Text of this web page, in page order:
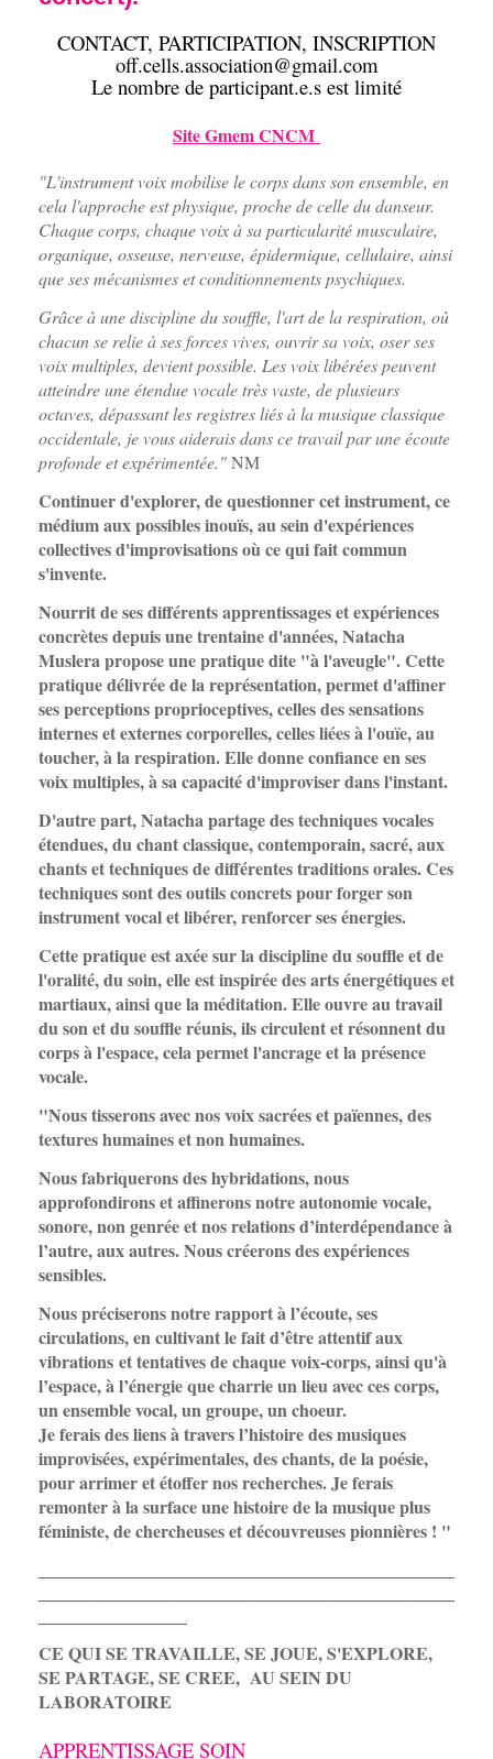
CONTACT, PARTICIPATION, INSCRIPTION
off.cells.association@gmail.com
Le nombre de participant.e.s est limité
Site Gmem CNCM
"L'instrument voix mobilise le corps dans son ensemble, en
cela l'approche est physique, proche de celle du danseur.
Chaque corps, chaque voix à sa particularité musculaire,
organique, osseuse, nerveuse, épidermique, cellulaire, ainsi
que ses mécanismes et conditionnements psychiques.
Grâce à une discipline du souffle, l'art de la respiration, où
chacun se relie à ses forces vives, ouvrir sa voix, oser ses
voix multiples, devient possible. Les voix libérées peuvent
atteindre une étendue vocale très vaste, de plusieurs
octaves, dépassant les registres liés à la musique classique
occidentale, je vous aiderais dans ce travail par une écoute
profonde et expérimentée."NM
Continuer d'explorer, de questionner cet instrument, ce
médium aux possibles inouïs, au sein d'expériences
collectives d'improvisations où ce qui fait commun
s'invente.
Nourrit de ses différents apprentissages et expériences
concrètes depuis une trentaine d'années, Natacha
Muslera propose une pratique dite "à l'aveugle". Cette
pratique délivrée de la représentation, permet d'affiner
ses perceptions proprioceptives, celles des sensations
internes et externes corporelles, celles liées à l'ouïe, au
toucher, à la respiration. Elle donne confiance en ses
voix multiples, à sa capacité d'improviser dans l'instant.
D'autre part, Natacha partage des techniques vocales
étendues, du chant classique, contemporain, sacré, aux
chants et techniques de différentes traditions orales. Ces
techniques sont des outils concrets pour forger son
instrument vocal et libérer, renforcer ses énergies.
Cette pratique est axée sur la discipline du souffle et de
l'oralité, du soin, elle est inspirée des arts énergétiques et
martiaux, ainsi que la méditation. Elle ouvre au travail
du son et du souffle réunis, ils circulent et résonnent du
corps à l'espace, cela permet l'ancrage et la présence
vocale.
"Nous tisserons avec nos voix sacrées et païennes, des
textures humaines et non humaines.
Nous fabriquerons des hybridations, nous
approfondirons et affinerons notre autonomie vocale,
sonore, non genrée et nos relations d’interdépendance à
l’autre, aux autres. Nous créerons des expériences
sensibles.
Nous préciserons notre rapport à l’écoute, ses
circulations, en cultivant le fait d’être attentif aux
vibrations et tentatives de chaque voix-corps, ainsi qu'à
l’espace, à l’énergie que charrie un lieu avec ces corps,
un ensemble vocal, un groupe, un choeur.
Je ferais des liens à travers l’histoire des musiques
improvisées, expérimentales, des chants, de la poésie,
pour arrimer et étoffer nos recherches. Je ferais
remonter à la surface une histoire de la musique plus
féministe, de chercheuses et découvreuses pionnières ! "
CE QUI SE TRAVAILLE, SE JOUE, S'EXPLORE,
SE PARTAGE, SE CREE, AU SEIN DU
LABORATOIRE
APPRENTISSAGE SOIN